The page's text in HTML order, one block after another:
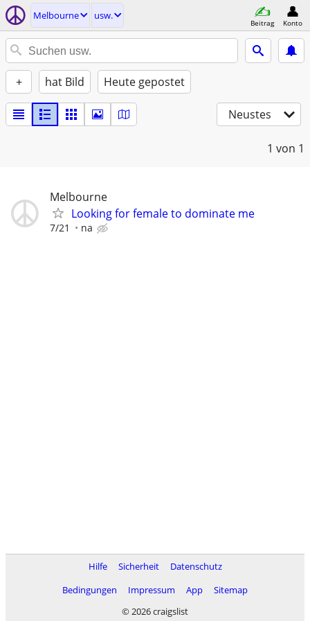
Melbourne usw.
Beitrag Konto
+ hat Bild Heute gepostet
Neustes
1 von 1
Melbourne
Looking for female to dominate me
7/21 na
Hilfe Sicherheit
Datenschutz
Bedingungen
Impressum App
Sitemap
© 2026 craigslist